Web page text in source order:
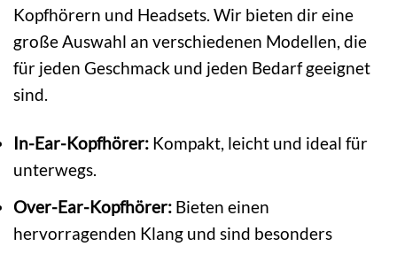
Kopfhörern und Headsets. Wir bieten dir eine
große Auswahl an verschiedenen Modellen, die
für jeden Geschmack und jeden Bedarf geeignet
sind.
In-Ear-Kopfhörer: Kompakt, leicht und ideal für
unterwegs.
Over-Ear-Kopfhörer: Bieten einen
hervorragenden Klang und sind besonders